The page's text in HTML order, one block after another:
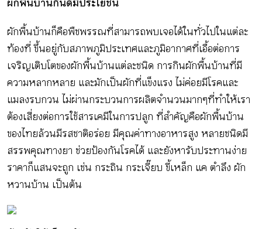
ผักพื้นบ้านกินดีมีประโยชน์
ผักพื้นบ้านก็คือพืชพรรณที่สามารถพบเจอได้ในทั่วไปในแต่ละ
ท้องที่ ขึ้นอยู่กับสภาพภูมิประเทศและภูมิอากาศที่เอื้อต่อการ
เจริญเติบโตของผักพื้นบ้านแต่ละชนิด การกินผักพื้นบ้านที่มี
ความหลากหลาย และมักเป็นผักที่แข็งแรง ไม่ค่อยมีโรคและ
แมลงรบกวน ไม่ผ่านกระบวนการผลิตจำนวนมากๆที่ทำให้เรา
ต้องเสี่ยงต่อการใช้สารเคมีในการปลูก ที่สำคัญคือผักพื้นบ้าน
ของไทยล้วนมีรสชาติอร่อย มีคุณค่าทางอาหารสูง หลายชนิดมี
สรรพคุณทางยา ช่วยป้องกันโรคได้ และยังหารับประทานง่าย
ราคาก็แสนจะถูก เช่น กระถิน กระเจี๊ยบ ขี้เหล็ก แค ตําลึง ผัก
หวานบ้าน เป็นต้น